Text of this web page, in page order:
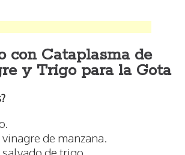
con Cataplasma de
y Trigo para la Gota
vinagre de manzana.
salvado de trigo.